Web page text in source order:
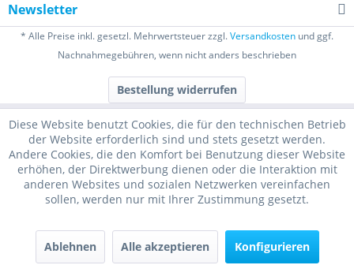
Newsletter
* Alle Preise inkl. gesetzl. Mehrwertsteuer zzgl.Versandkosten und ggf.
Nachnahmegebühren, wenn nicht anders beschrieben
Bestellung widerrufen
Diese Website benutzt Cookies, die für den technischen Betrieb
der Website erforderlich sind und stets gesetzt werden.
Andere Cookies, die den Komfort bei Benutzung dieser Website
erhöhen, der Direktwerbung dienen oder die Interaktion mit
anderen Websites und sozialen Netzwerken vereinfachen
sollen, werden nur mit Ihrer Zustimmung gesetzt.
Ablehnen Alle akzeptieren Konfigurieren